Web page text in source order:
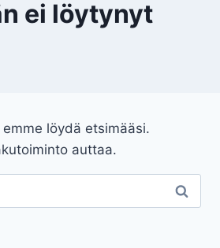
ei löytynyt
löydä etsimääsi.
auttaa.